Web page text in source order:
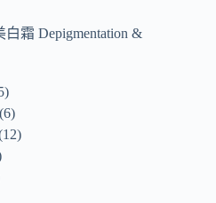
霜 Depigmentation &
6
12